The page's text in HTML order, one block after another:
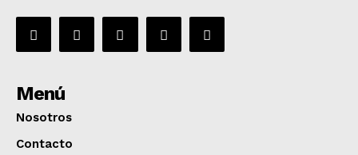
Menú
Nosotros
Contacto